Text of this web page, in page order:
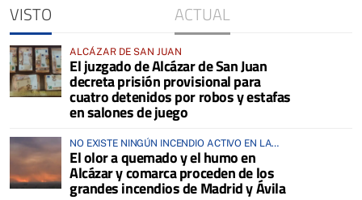
VISTO ACTUAL
ALCÁZAR DE SAN JUAN
El juzgado de Alcázar de San Juan
decreta prisión provisional para
cuatro detenidos por robos y estafas
en salones de juego
NO EXISTE NINGÚN INCENDIO ACTIVO EN LA
COMARCA
El olor a quemado y el humo en
Alcázar y comarca proceden de los
grandes incendios de Madrid y Ávila